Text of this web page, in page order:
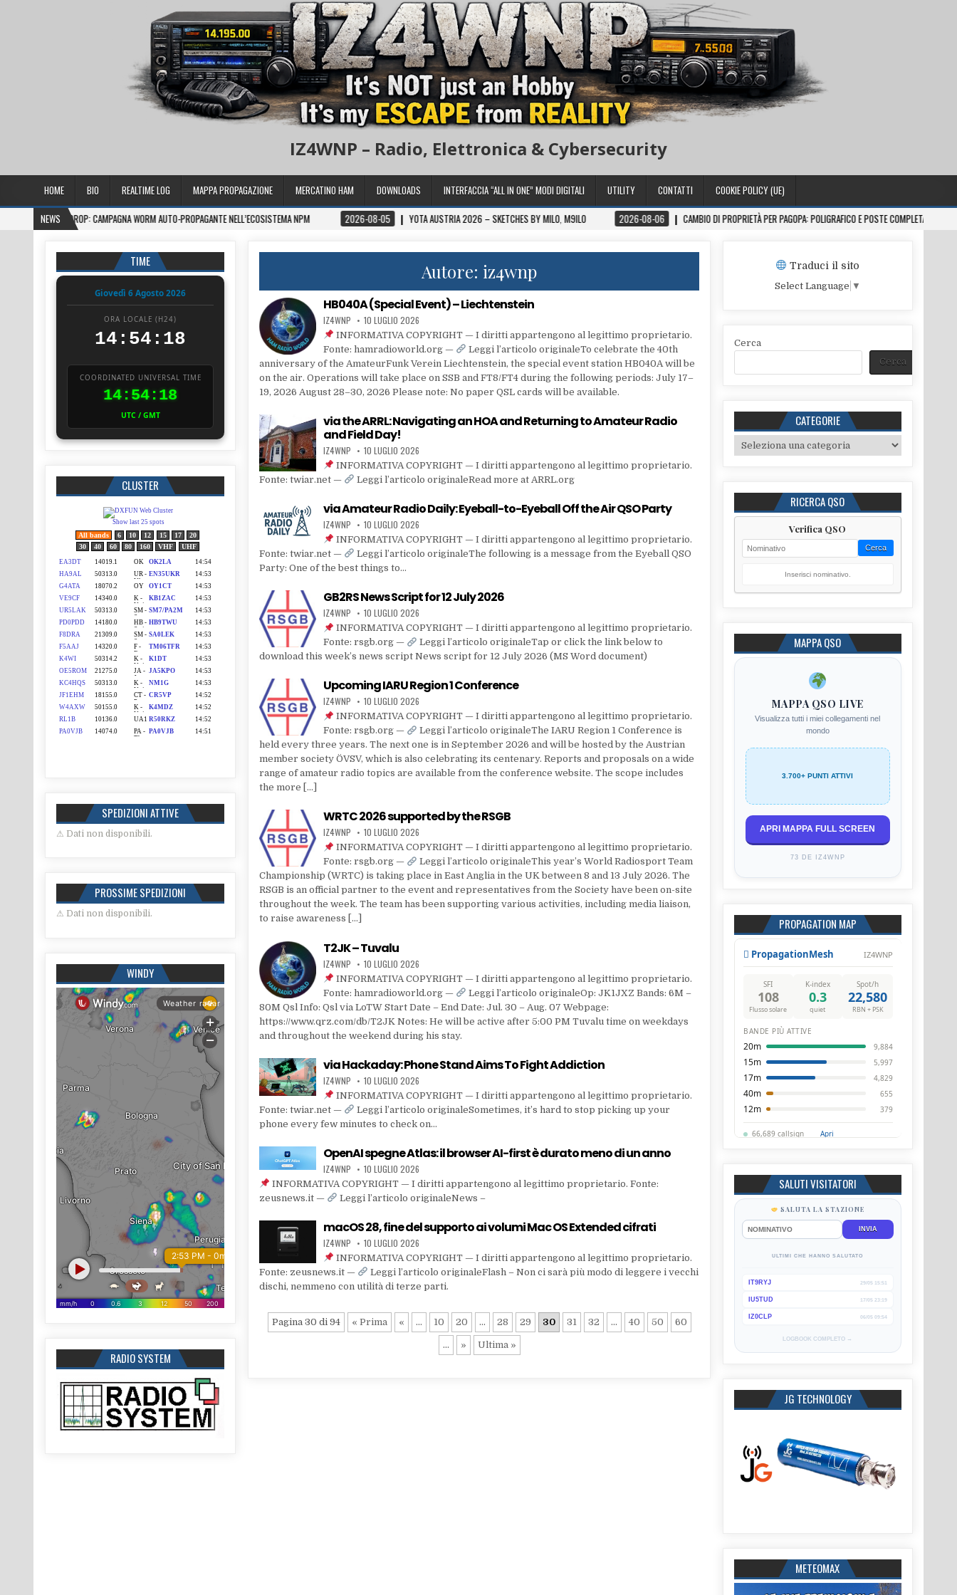
IZ4WNP – Radio, Elettronica & Cybersecurity
HOME BIO REALTIME LOG MAPPA PROPAGAZIONE MERCATINO HAM DOWNLOADS INTERFACCIA “ALL IN ONE” MODI DIGITALI UTILITY CONTATTI
COOKIE POLICY (UE)
NEWS
CAMPAGNA WORM AUTO-PROPAGANTE NELL’ECOSISTEMA NPM 2026-08-05 YOTA AUSTRIA 2026 – SKETCHES BY MILO, M9ILO 2026-08-06 CAMBIO DI PROPRIETÀ PER PAGOPA: POLIGRAFICO E POSTE COMPLETANO L’ACQUISIZIONE DA
Autore: iz4wnp
HB040A (Special Event) – Liechtenstein
IZ4WNP 10 LUGLIO 2026
INFORMATIVA COPYRIGHT — I diritti appartengono al legittimo proprietario.
Fonte: hamradioworld.org —
Leggi l’articolo originaleTo celebrate the 40th
anniversary of the AmateurFunk Verein Liechtenstein, the special event station HB040A will be
on the air. Operations will take place on SSB and FT8/FT4 during the following periods: July 17–
19, 2026 August 28–30, 2026 Please note: No paper QSL cards will be available.
via the ARRL: Navigating an HOA and Returning to Amateur Radio
and Field Day!
IZ4WNP 10 LUGLIO 2026
INFORMATIVA COPYRIGHT — I diritti appartengono al legittimo proprietario.
Fonte: twiar.net —
Leggi l’articolo originaleRead more at ARRL.org
via Amateur Radio Daily: Eyeball-to-Eyeball Off the Air QSO Party
IZ4WNP 10 LUGLIO 2026
INFORMATIVA COPYRIGHT — I diritti appartengono al legittimo proprietario.
Fonte: twiar.net —
Leggi l’articolo originaleThe following is a message from the Eyeball QSO
Party: One of the best things to…
GB2RS News Script for 12 July 2026
IZ4WNP 10 LUGLIO 2026
INFORMATIVA COPYRIGHT — I diritti appartengono al legittimo proprietario.
Fonte: rsgb.org —
Leggi l’articolo originaleTap or click the link below to
download this week’s news script News script for 12 July 2026 (MS Word document)
Upcoming IARU Region 1 Conference
IZ4WNP 10 LUGLIO 2026
INFORMATIVA COPYRIGHT — I diritti appartengono al legittimo proprietario.
Fonte: rsgb.org —
Leggi l’articolo originaleThe IARU Region 1 Conference is
held every three years. The next one is in September 2026 and will be hosted by the Austrian
member society ÖVSV, which is also celebrating its centenary. Reports and proposals on a wide
range of amateur radio topics are available from the conference website. The scope includes
the more […]
WRTC 2026 supported by the RSGB
IZ4WNP 10 LUGLIO 2026
INFORMATIVA COPYRIGHT — I diritti appartengono al legittimo proprietario.
Fonte: rsgb.org —
Leggi l’articolo originaleThis year’s World Radiosport Team
Championship (WRTC) is taking place in East Anglia in the UK between 8 and 13 July 2026. The
RSGB is an official partner to the event and representatives from the Society have been on-site
throughout the week. The team has been supporting various activities, including media liaison,
to raise awareness […]
T2JK – Tuvalu
IZ4WNP 10 LUGLIO 2026
INFORMATIVA COPYRIGHT — I diritti appartengono al legittimo proprietario.
Fonte: hamradioworld.org —
Leggi l’articolo originaleOp: JK1JXZ Bands: 6M –
80M Qsl Info: Qsl via LoTW Start Date – End Date: Jul. 30 – Aug. 07 Webpage:
https://www.qrz.com/db/T2JK Notes: He will be active after 5:00 PM Tuvalu time on weekdays
and throughout the weekend during his stay.
via Hackaday: Phone Stand Aims To Fight Addiction
IZ4WNP 10 LUGLIO 2026
INFORMATIVA COPYRIGHT — I diritti appartengono al legittimo proprietario.
Fonte: twiar.net —
Leggi l’articolo originaleSometimes, it’s hard to stop picking up your
phone every few minutes to check on…
OpenAI spegne Atlas: il browser AI-first è durato meno di un anno
IZ4WNP 10 LUGLIO 2026
INFORMATIVA COPYRIGHT — I diritti appartengono al legittimo proprietario. Fonte:
zeusnews.it —
Leggi l’articolo originaleNews –
macOS 28, fine del supporto ai volumi Mac OS Extended cifrati
IZ4WNP 10 LUGLIO 2026
INFORMATIVA COPYRIGHT — I diritti appartengono al legittimo proprietario.
Fonte: zeusnews.it —
Leggi l’articolo originaleFlash – Non ci sarà più modo di leggere i vecchi
dischi, nemmeno con utilità di terze parti.
Pagina 30 di 94 « Prima « ... 10 20 ... 28 29 30 31 32 ... 40 50 60
... » Ultima »
TIME
Giovedì 6 Agosto 2026
ORA LOCALE (H24)
14:54:19
COORDINATED UNIVERSAL TIME
14:54:19
UTC / GMT
CLUSTER
SPEDIZIONI ATTIVE
⚠ Dati non disponibili.
PROSSIME SPEDIZIONI
⚠ Dati non disponibili.
WINDY
RADIO SYSTEM
Traduci il sito
Select Language ▼
Cerca
Cerca
CATEGORIE
Categorie
RICERCA QSO
Verifica QSO
Cerca
Inserisci nominativo.
MAPPA QSO
MAPPA QSO LIVE
Visualizza tutti i miei collegamenti nel
mondo
3.700+ PUNTI ATTIVI
APRI MAPPA FULL SCREEN
73 DE IZ4WNP
PROPAGATION MAP
SALUTI VISITATORI
SALUTA LA STAZIONE
INVIA
ULTIMI CHE HANNO SALUTATO
IT9RYJ 29/05 15:51
IU5TUD 17/05 23:19
IZ0CLP 06/05 09:54
LOGBOOK COMPLETO →
JG TECHNOLOGY
METEOMAX